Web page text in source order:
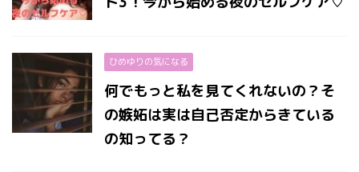
ひめゆりの気になる
何でもっと私を見てくれないの？そ
の嫉妬は実は自己否定からきている
の知ってる？